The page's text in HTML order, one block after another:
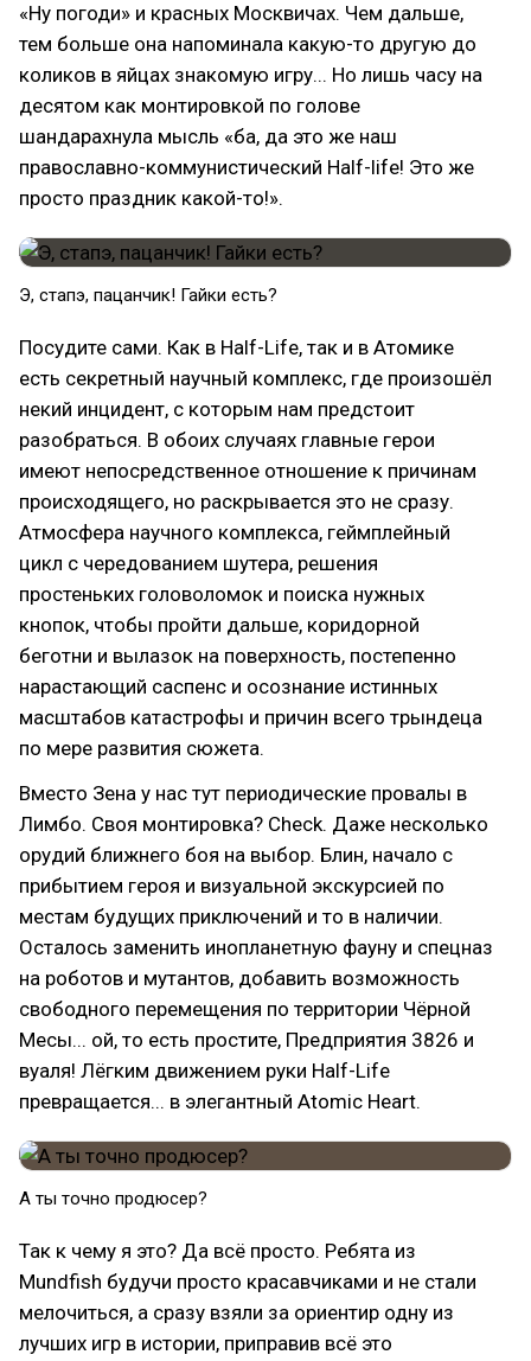
«Ну погоди» и красных Москвичах. Чем дальше,
тем больше она напоминала какую-то другую до
коликов в яйцах знакомую игру... Но лишь часу на
десятом как монтировкой по голове
шандарахнула мысль «ба, да это же наш
православно-коммунистический Half-life! Это же
просто праздник какой-то!».
Э, стапэ, пацанчик! Гайки есть?
Посудите сами. Как в Half-Life, так и в Атомике
есть секретный научный комплекс, где произошёл
некий инцидент, с которым нам предстоит
разобраться. В обоих случаях главные герои
имеют непосредственное отношение к причинам
происходящего, но раскрывается это не сразу.
Атмосфера научного комплекса, геймплейный
цикл с чередованием шутера, решения
простеньких головоломок и поиска нужных
кнопок, чтобы пройти дальше, коридорной
беготни и вылазок на поверхность, постепенно
нарастающий саспенс и осознание истинных
масштабов катастрофы и причин всего трындеца
по мере развития сюжета.
Вместо Зена у нас тут периодические провалы в
Лимбо. Своя монтировка? Check. Даже несколько
орудий ближнего боя на выбор. Блин, начало с
прибытием героя и визуальной экскурсией по
местам будущих приключений и то в наличии.
Осталось заменить инопланетную фауну и спецназ
на роботов и мутантов, добавить возможность
свободного перемещения по территории Чёрной
Месы... ой, то есть простите, Предприятия 3826 и
вуаля! Лёгким движением руки Half-Life
превращается... в элегантный Atomic Heart.
А ты точно продюсер?
Так к чему я это? Да всё просто. Ребята из
Mundfish будучи просто красавчиками и не стали
мелочиться, а сразу взяли за ориентир одну из
лучших игр в истории, приправив всё это